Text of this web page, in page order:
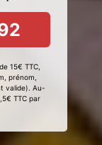
15€ TTC,
prénom,
valide). Au-
TTC par